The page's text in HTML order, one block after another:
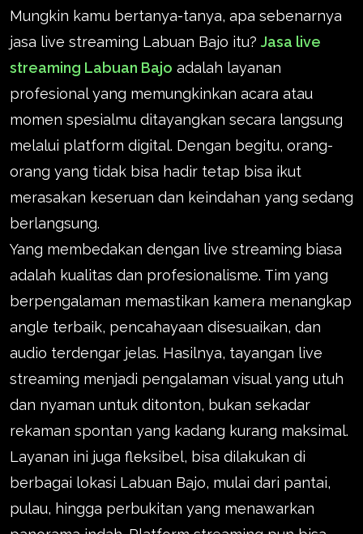
Mungkin kamu bertanya-tanya, apa sebenarnya
jasa live streaming Labuan Bajo itu? Jasa live
streaming Labuan Bajo adalah layanan
profesional yang memungkinkan acara atau
momen spesialmu ditayangkan secara langsung
melalui platform digital. Dengan begitu, orang-
orang yang tidak bisa hadir tetap bisa ikut
merasakan keseruan dan keindahan yang sedang
berlangsung.
Yang membedakan dengan live streaming biasa
adalah kualitas dan profesionalisme. Tim yang
berpengalaman memastikan kamera menangkap
angle terbaik, pencahayaan disesuaikan, dan
audio terdengar jelas. Hasilnya, tayangan live
streaming menjadi pengalaman visual yang utuh
dan nyaman untuk ditonton, bukan sekadar
rekaman spontan yang kadang kurang maksimal.
Layanan ini juga fleksibel, bisa dilakukan di
berbagai lokasi Labuan Bajo, mulai dari pantai,
pulau, hingga perbukitan yang menawarkan